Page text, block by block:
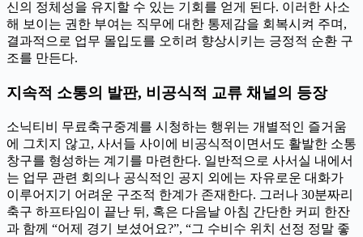
신의 정체성을 유지할 수 있는 기회를 얻게 된다. 이러한 사소
해 보이는 권한 부여는 직무에 대한 통제감을 회복시켜 주며,
결과적으로 업무 몰입도를 오히려 향상시키는 긍정적 순환 구
조를 만든다.
지속적 소통의 발판, 비공식적 교류 채널의 등장
소닉티비 무료축구중계를 시청하는 행위는 개별적인 즐거움
에 그치지 않고, 사서들 사이에 비공식적이면서도 활발한 소통
창구를 형성하는 계기를 마련한다. 일반적으로 사서실 내에서
는 업무 관련 회의나 공식적인 공지 외에는 자유로운 대화가
이루어지기 어려운 구조적 한계가 존재한다. 그러나 30분짜리
축구 하프타임이 끝난 뒤, 혹은 다음날 아침 간단한 커피 한잔
과 함께 “어제 경기 보셨어요?”, “그 수비수 위치 선정 정말 좋